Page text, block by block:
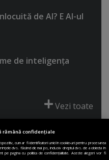
de AI? E AI-ul
de inteligenţa
Vezi toate
ACORD COOKIE
rămână confidențiale
cum ar fi identificatori unici în cookie-uri pentru procesarea
dvs. făcând clic mai jos, inclusiv dreptul dvs. de a obiecta în
pe pagina cu politica de confidențialitate. Aceste alegeri vor fi